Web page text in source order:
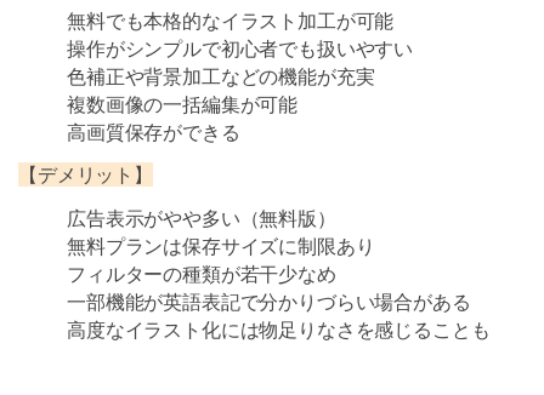
無料でも本格的なイラスト加工が可能
操作がシンプルで初心者でも扱いやすい
色補正や背景加工などの機能が充実
複数画像の一括編集が可能
高画質保存ができる
【デメリット】
広告表示がやや多い（無料版）
無料プランは保存サイズに制限あり
フィルターの種類が若干少なめ
一部機能が英語表記で分かりづらい場合がある
高度なイラスト化には物足りなさを感じることも